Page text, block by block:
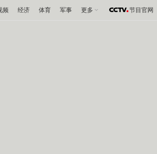
频 经济 体育 军事 更多 节目官网